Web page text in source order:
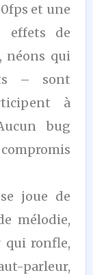
et une
effets de
néons qui
– sont
à
bug
joue de
mélodie,
ronfle,
parleur,